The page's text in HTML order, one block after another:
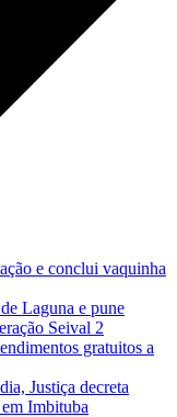
e conclui vaquinha
Laguna e pune
Seival 2
gratuitos a
Justiça decreta
Imbituba